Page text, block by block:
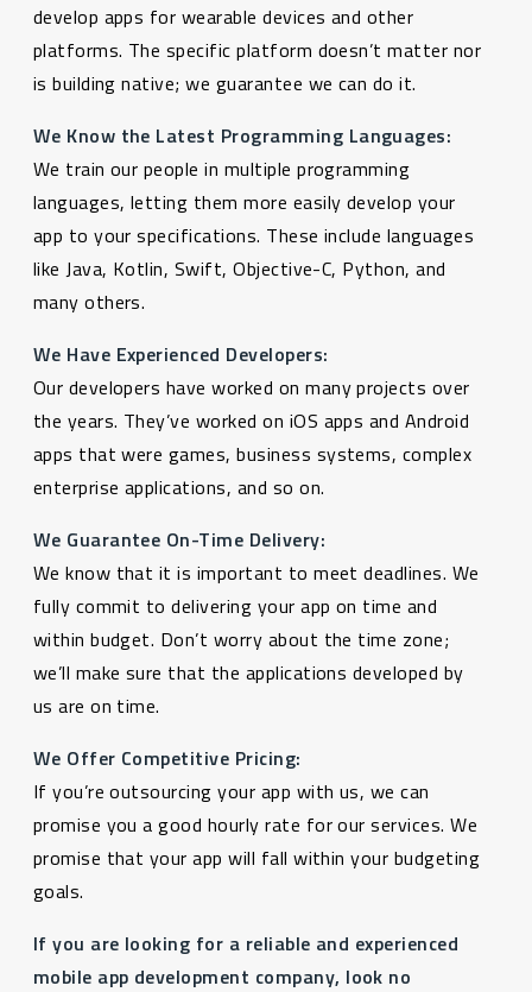
develop apps for wearable devices and other
platforms. The specific platform doesn’t matter nor
is building native; we guarantee we can do it.
We Know the Latest Programming Languages:
We train our people in multiple programming
languages, letting them more easily develop your
app to your specifications. These include languages
like Java, Kotlin, Swift, Objective-C, Python, and
many others.
We Have Experienced Developers:
Our developers have worked on many projects over
the years. They’ve worked on iOS apps and Android
apps that were games, business systems, complex
enterprise applications, and so on.
We Guarantee On-Time Delivery:
We know that it is important to meet deadlines. We
fully commit to delivering your app on time and
within budget. Don’t worry about the time zone;
we’ll make sure that the applications developed by
us are on time.
We Offer Competitive Pricing:
If you’re outsourcing your app with us, we can
promise you a good hourly rate for our services. We
promise that your app will fall within your budgeting
goals.
If you are looking for a reliable and experienced
mobile app development company, look no